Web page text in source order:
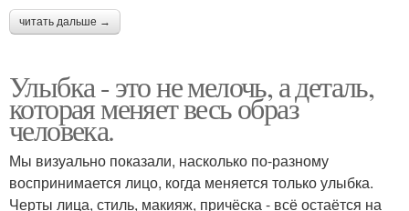
читать дальше →
Улыбка - это не мелочь, а деталь,
которая меняет весь образ
человека.
Мы визуально показали, насколько по-разному
воспринимается лицо, когда меняется только улыбка.
Черты лица, стиль, макияж, причёска - всё остаётся на